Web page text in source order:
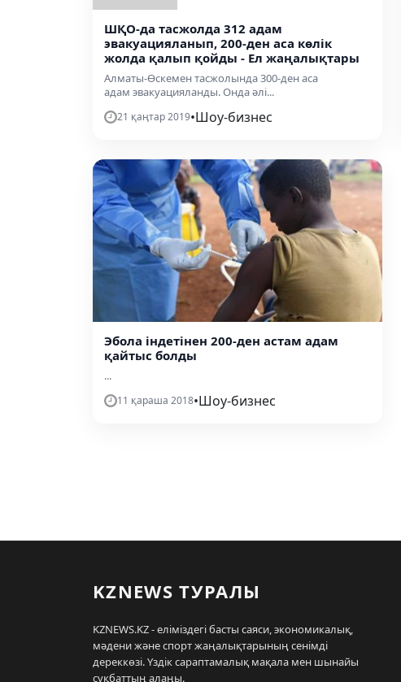
ШҚО-да тасжолда 312 адам
эвакуацияланып, 200-ден аса көлік
жолда қалып қойды - Ел жаңалықтары
Алматы-Өскемен тасжолында 300-ден аса
адам эвакуацияланды. Онда әлі...
21 қаңтар 2019•Шоу-бизнес
Эбола індетінен 200-ден астам адам
қайтыс болды
...
11 қараша 2018•Шоу-бизнес
KZNEWS ТУРАЛЫ
KZNEWS.KZ - еліміздегі басты саяси, экономикалық,
мәдени және спорт жаңалықтарының сенімді
дереккөзі. Үздік сараптамалық мақала мен шынайы
сұқбаттың алаңы.